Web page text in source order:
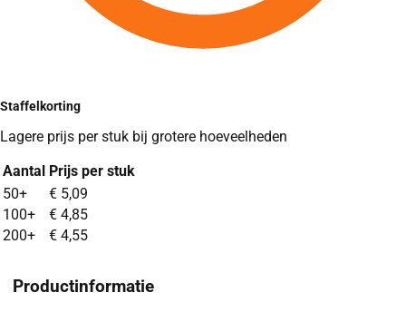
Staffelkorting
Lagere prijs per stuk bij grotere hoeveelheden
Bulk pricing discounts based on quantity ordered
Aantal Prijs per stuk
50+
€ 5,09
100+
€ 4,85
200+
€ 4,55
Productinformatie